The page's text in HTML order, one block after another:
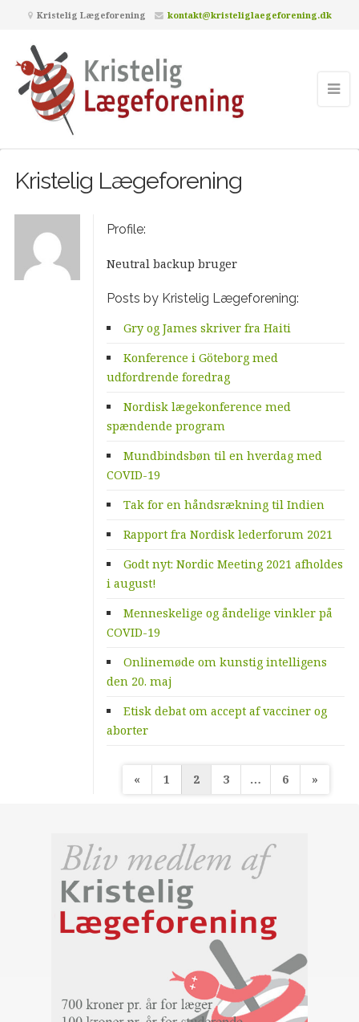
Kristelig Lægeforening kontakt@kristeliglaegeforening.dk
Kristelig Lægeforening
Profile:
Neutral backup bruger
Posts by Kristelig Lægeforening:
Gry og James skriver fra Haiti
Konference i Göteborg med
udfordrende foredrag
Nordisk lægekonference med
spændende program
Mundbindsbøn til en hverdag med
COVID-19
Tak for en håndsrækning til Indien
Rapport fra Nordisk lederforum 2021
Godt nyt: Nordic Meeting 2021 afholdes
i august!
Menneskelige og åndelige vinkler på
COVID-19
Onlinemøde om kunstig intelligens
den 20. maj
Etisk debat om accept af vacciner og
aborter
Indlægsinddeling
« 1 2 3 … 6 »